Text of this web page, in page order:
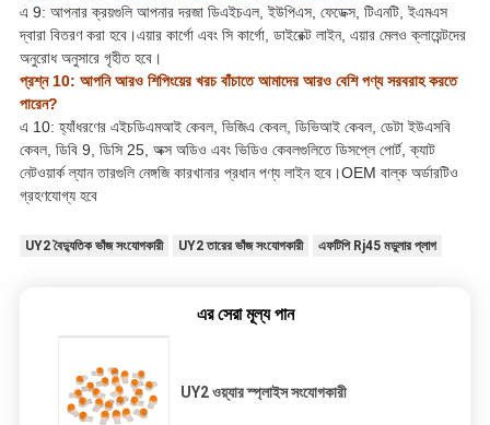
এ 9: আপনার ক্রয়গুলি আপনার দরজা ডিএইচএল, ইউপিএস, ফেডেক্স, টিএনটি, ইএমএস
দ্বারা বিতরণ করা হবে।এয়ার কার্গো এবং সি কার্গো, ডাইরেক্ট লাইন, এয়ার মেলও ক্লায়েন্টদের
অনুরোধ অনুসারে গৃহীত হবে।
প্রশ্ন 10: আপনি আরও শিপিংয়ের খরচ বাঁচাতে আমাদের আরও বেশি পণ্য সরবরাহ করতে
পারেন?
এ 10: হ্যাঁধরণের এইচডিএমআই কেবল, ভিজিএ কেবল, ডিভিআই কেবল, ডেটা ইউএসবি
কেবল, ডিবি 9, ডিসি 25, অক্স অডিও এবং ভিডিও কেবলগুলিতে ডিসপ্লে পোর্ট, ক্যাট
নেটওয়ার্ক ল্যান তারগুলি নেঙ্গজি কারখানার প্রধান পণ্য লাইন হবে।OEM বাল্ক অর্ডারটিও
গ্রহণযোগ্য হবে
UY2 বৈদ্যুতিক ভাঁজ সংযোগকারী UY2 তারের ভাঁজ সংযোগকারী এফটিপি Rj45 মডুলার প্লাগ
এর সেরা মূল্য পান
UY2 ওয়্যার স্প্লাইস সংযোগকারী